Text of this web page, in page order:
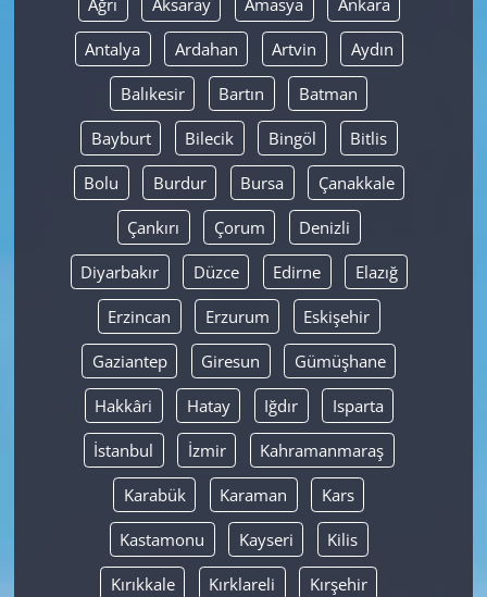
Ağrı Aksaray Amasya Ankara
Antalya Ardahan Artvin Aydın
Balıkesir Bartın Batman
Bayburt Bilecik Bingöl Bitlis
Bolu Burdur Bursa Çanakkale
Çankırı Çorum Denizli
Diyarbakır Düzce Edirne Elazığ
Erzincan Erzurum Eskişehir
Gaziantep Giresun Gümüşhane
Hakkâri Hatay Iğdır Isparta
İstanbul İzmir Kahramanmaraş
Karabük Karaman Kars
Kastamonu Kayseri Kilis
Kırıkkale Kırklareli Kırşehir